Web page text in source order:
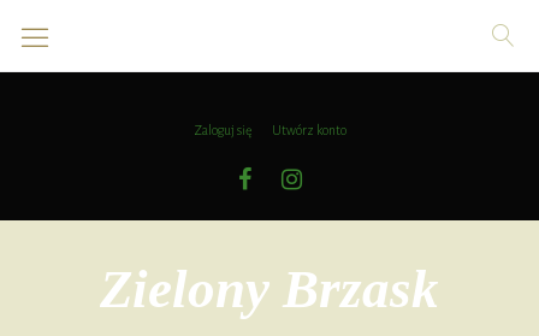
Zaloguj się Utwórz konto
FacebookInstagram
Zielony Brzask